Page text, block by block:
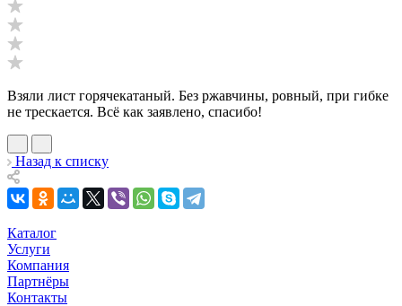
Взяли лист горячекатаный. Без ржавчины, ровный, при гибке
не трескается. Всё как заявлено, спасибо!
Назад к списку
Каталог
Услуги
Компания
Партнёры
Контакты